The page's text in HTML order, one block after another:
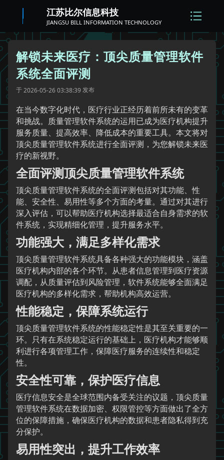
江苏比尔信息科技
JIANGSU BILL INFORMATION TECHNOLOGY
解锁未来医疗：顶尖质量管理软件
系统全面评测
于2026-05-26 03:38:39发布
在当今数字化时代，医疗行业正经历着前所未有的变革
和挑战。质量管理软件系统的运用已成为医疗机构提升
服务质量、提高效率、降低成本的重要工具。本文将对
顶尖质量管理软件系统进行全面评测，为您解锁未来医
疗的新视野。
全面评测顶尖质量管理软件系统
顶尖质量管理软件系统的全面评测包括对其功能、性
能、安全性、易用性等多个方面的考量。通过对其进行
深入评估，可以帮助医疗机构选择最适合自身需求的软
件系统，实现精细化管理，提升服务水平。
功能强大，满足多样化需求
顶尖质量管理软件系统具备各种强大的功能模块，涵盖
医疗机构内部的各个环节。从患者信息管理到医疗资源
调配，从质量评估到风险管理，软件系统能够全面满足
医疗机构的多样化需求，帮助机构高效运营。
性能稳定，保障系统运行
顶尖质量管理软件系统的性能稳定性是其至关重要的一
环。只有在系统稳定运行的基础上，医疗机构才能够顺
利进行各项管理工作，保障医疗服务的连续性和稳定
性。
安全性可靠，保护医疗信息
医疗信息安全是全球范围内备受关注的议题，顶尖质量
管理软件系统在数据加密、权限管控等方面做出了全方
位的保障措施，确保医疗机构的数据和患者隐私得到充
分保护。
易用性突出，提升工作效率